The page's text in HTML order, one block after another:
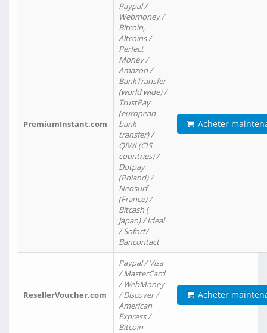
PremiumInstant.com
Paypal /
Webmoney /
Bitcoin,
Altcoins /
Perfect
Money /
Amazon /
BankTransfer
(world wide) /
TrustPay
(european
bank
transfer) /
QIWI (CIS
countries) /
Dotpay
(Poland) /
Neosurf
(France) /
Bitcash (
Japan) / Ideal
/ Sofort/
Bancontact
Acheter
ResellerVoucher.com
Paypal / Visa
/ MasterCard
/ WebMoney
/ Discover /
American
Express /
Bitcoin
Acheter